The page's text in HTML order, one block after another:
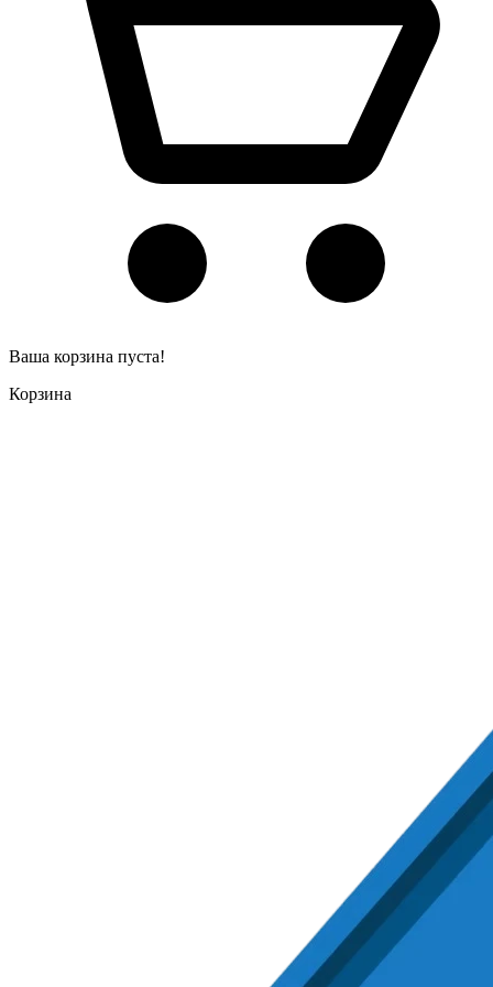
Ваша корзина пуста!
Корзина